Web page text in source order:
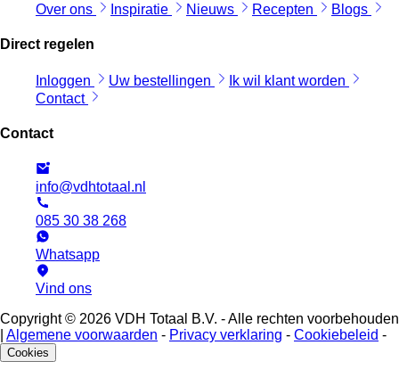
Over ons Inspiratie Nieuws Recepten Blogs
Direct regelen
Inloggen Uw bestellingen
Ik wil klant worden
Contact
Contact
info@vdhtotaal.nl
085 30 38 268
Whatsapp
Vind ons
Copyright © 2026 VDH Totaal B.V. - Alle rechten voorbehouden
Algemene voorwaarden - Privacy verklaring - Cookiebeleid -
Cookies